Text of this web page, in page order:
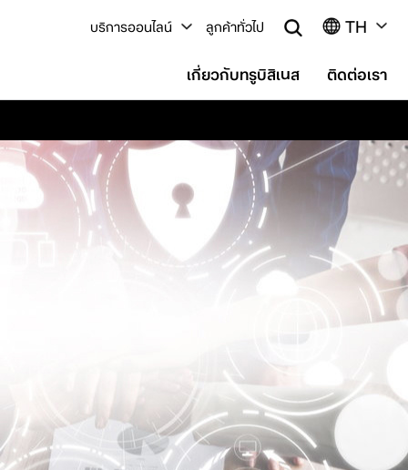
บริการออนไลน์ ลูกค้าทั่วไป TH
เกี่ยวกับทรูบิสิเนส ติดต่อเรา